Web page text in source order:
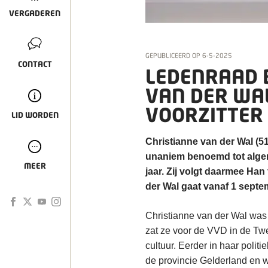
VERGADEREN
CONTACT
LID WORDEN
MEER
GEPUBLICEERD OP 6-5-2025
LEDENRAAD
VAN DER
Christianne van der Wal
unaniem benoemd tot
jaar. Zij volgt daarmee
der Wal gaat vanaf 1
Christianne van der Wal
zat ze voor de VVD in de
cultuur. Eerder in haar
de provincie Gelderland en